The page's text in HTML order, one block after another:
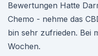
Bewertungen Hatte
Chemo - nehme das
bin sehr zufrieden. Bei
Wochen.